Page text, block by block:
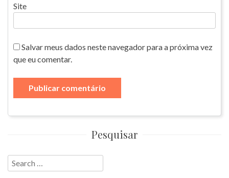
Site
Salvar meus dados neste navegador para a próxima vez
que eu comentar.
Pesquisar
Search
for: